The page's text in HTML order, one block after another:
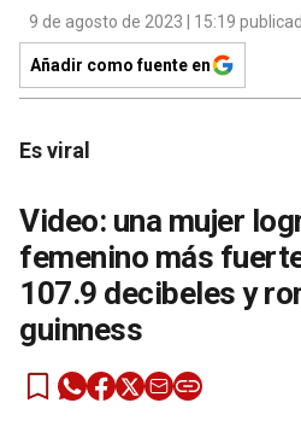
9 de agosto de 2023 | 15:19
Añadir como fuente en
Es viral
Video: una mujer
femenino más
107.9 decibeles y
guinness